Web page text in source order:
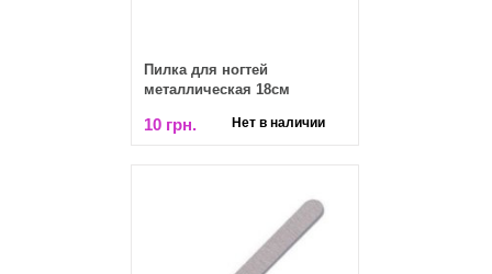
Пилка для ногтей
металлическая 18см
10 грн. Нет в наличии